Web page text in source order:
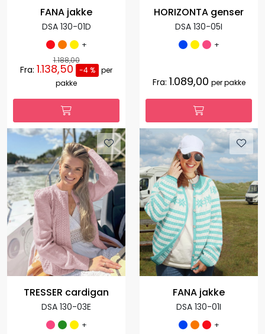
FANA jakke
DSA 130-01D
+
1.188,00
Fra: 1.138,50 -4 % per
pakke
HORIZONTA genser
DSA 130-05I
+
Fra: 1.089,00 per pakke
TRESSER cardigan
DSA 130-03E
+
FANA jakke
DSA 130-01I
+